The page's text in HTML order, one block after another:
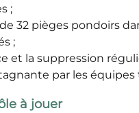
;
32 pièges pondoirs
;
et la suppression
par les
à jouer